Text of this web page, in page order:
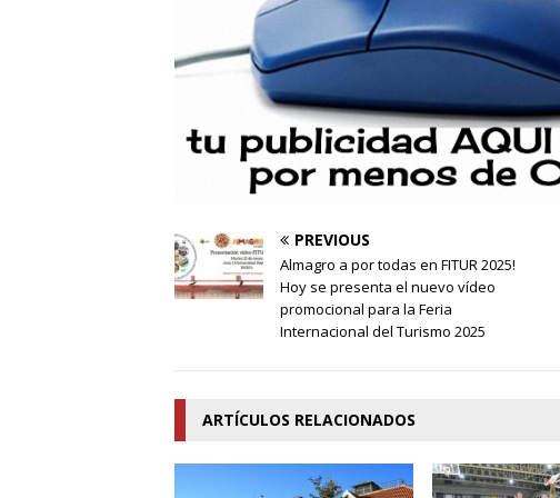
PREVIOUS
Almagro a por todas en FITUR 2025!
Hoy se presenta el nuevo vídeo
promocional para la Feria
Internacional del Turismo 2025
ARTÍCULOS RELACIONADOS